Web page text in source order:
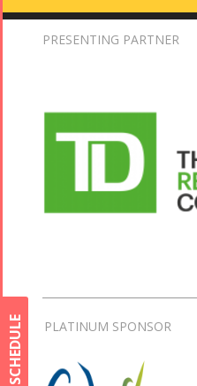
SCHEDULE
PRESENTING PARTNER
PLATINUM SPONSOR